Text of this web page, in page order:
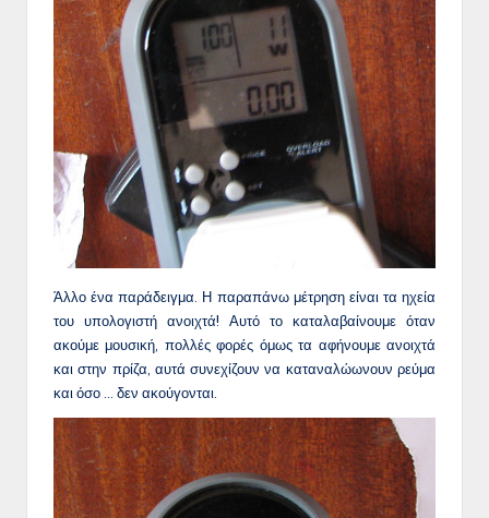
Άλλο ένα παράδειγμα. Η παραπάνω μέτρηση είναι τα ηχεία
του υπολογιστή ανοιχτά! Αυτό το καταλαβαίνουμε όταν
ακούμε μουσική, πολλές φορές όμως τα αφήνουμε ανοιχτά
και στην πρίζα, αυτά συνεχίζουν να καταναλώωνουν ρεύμα
και όσο … δεν ακούγονται.